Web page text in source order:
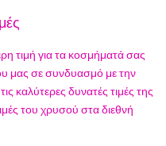
τιμή για τα κοσμήματά σας
μας σε συνδυασμό με την
καλύτερες δυνατές τιμές της
του χρυσού στα διεθνή